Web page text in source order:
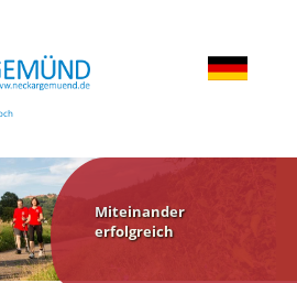
Miteinander
erfolgreich